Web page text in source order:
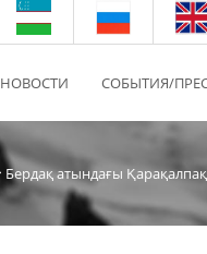
НОВОСТИ СОБЫТИЯ/
Бердақ атындағы